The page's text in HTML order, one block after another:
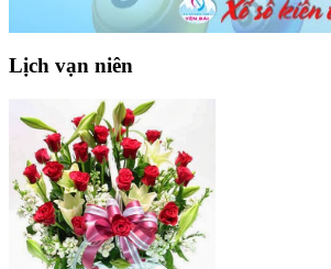
Lịch vạn niên